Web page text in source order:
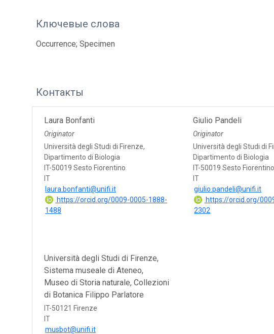
Ключевые слова
Occurrence; Specimen
Контакты
Laura Bonfanti
Originator
Università degli Studi di Firenze,
Dipartimento di Biologia
IT-50019 Sesto Fiorentino
IT
laura.bonfanti@unifi.it
https://orcid.org/0009-0005-1888-
1488
Giulio Pandeli
Originator
Università degli Studi di
Dipartimento di Biologia
IT-50019 Sesto Fiorentino
IT
giulio.pandeli@unifi.it
https://orcid.org/
2302
Università degli Studi di Firenze,
Sistema museale di Ateneo,
Museo di Storia naturale, Collezioni
di Botanica Filippo Parlatore
IT-50121 Firenze
IT
musbot@unifi.it